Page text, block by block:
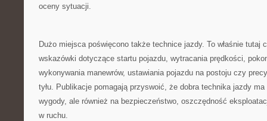
oceny sytuacji.
Dużo miejsca poświęcono także technice jazdy. To właśnie tutaj
wskazówki dotyczące startu pojazdu, wytracania prędkości,
wykonywania manewrów, ustawiania pojazdu na postoju czy
tyłu. Publikacje pomagają przyswoić, że dobra technika jazdy
wygody, ale również na bezpieczeństwo, oszczędność
w ruchu.